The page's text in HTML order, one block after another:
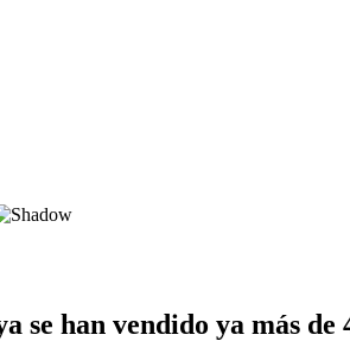
se han vendido ya más